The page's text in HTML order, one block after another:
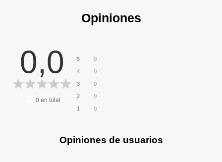
Opiniones
0,0
0en total
5 0
4 0
3 0
2 0
1 0
Opiniones de usuarios